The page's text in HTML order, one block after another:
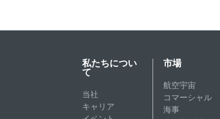
私たちについ
て
当社
キャリア
市場
航空宇宙
コマーシャル
海事